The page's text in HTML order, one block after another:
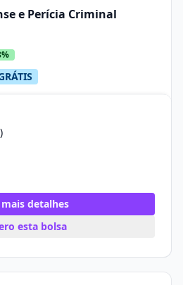
e Perícia Criminal
detalhes
esta bolsa